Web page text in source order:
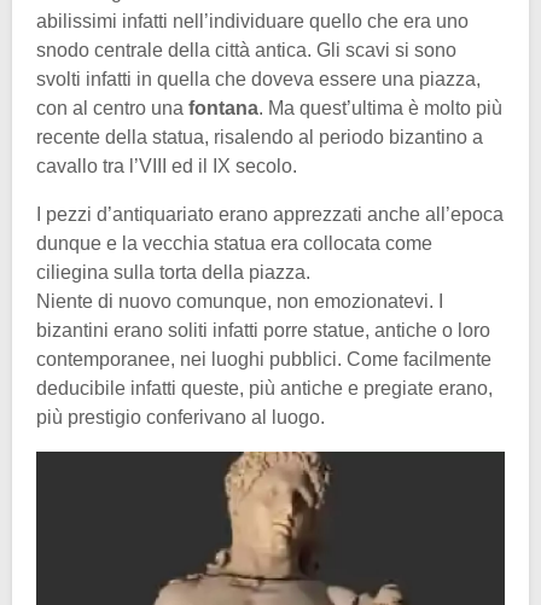
abilissimi infatti nell’individuare quello che era uno
snodo centrale della città antica. Gli scavi si sono
svolti infatti in quella che doveva essere una piazza,
con al centro una fontana. Ma quest’ultima è molto più
recente della statua, risalendo al periodo bizantino a
cavallo tra l’VIII ed il IX secolo.
I pezzi d’antiquariato erano apprezzati anche all’epoca
dunque e la vecchia statua era collocata come
ciliegina sulla torta della piazza.
Niente di nuovo comunque, non emozionatevi. I
bizantini erano soliti infatti porre statue, antiche o loro
contemporanee, nei luoghi pubblici. Come facilmente
deducibile infatti queste, più antiche e pregiate erano,
più prestigio conferivano al luogo.